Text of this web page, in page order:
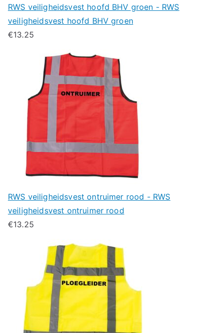
RWS veiligheidsvest hoofd BHV groen - RWS
veiligheidsvest hoofd BHV groen
€13.25
RWS veiligheidsvest ontruimer rood - RWS
veiligheidsvest ontruimer rood
€13.25